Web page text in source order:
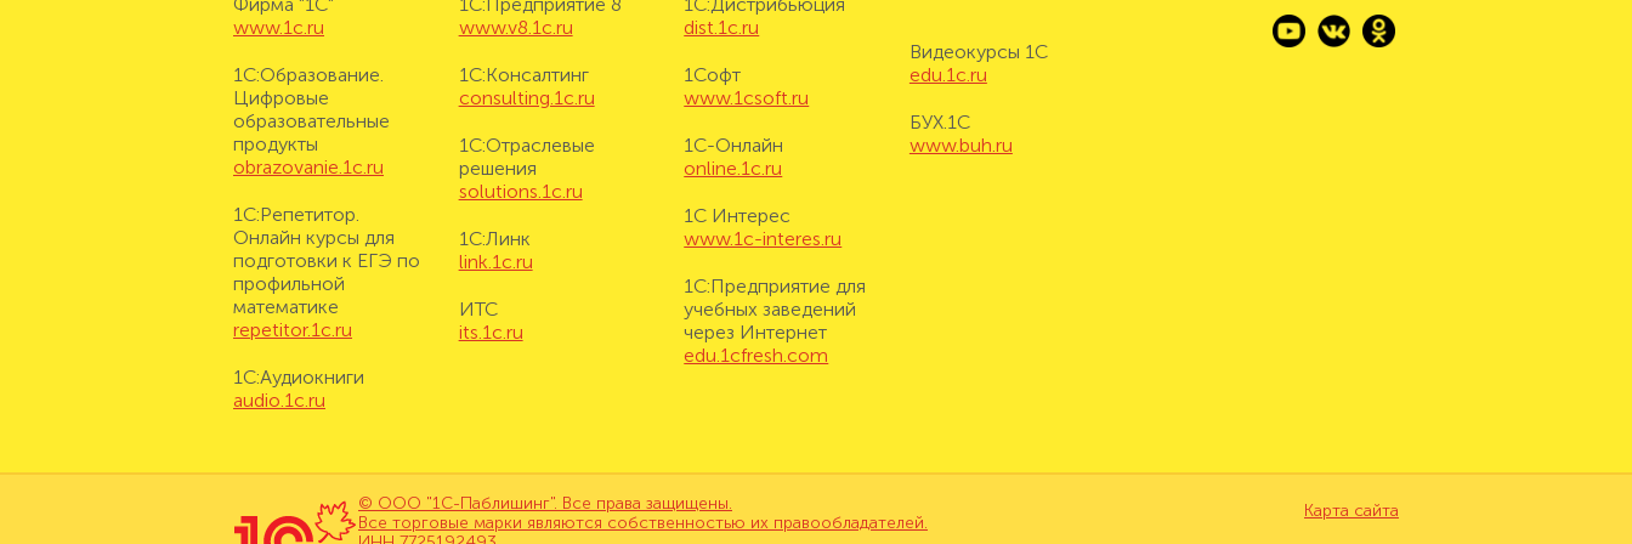
www.1c.ru
1С:Образование.
Цифровые
образовательные
продукты
obrazovanie.1c.ru
1С:Репетитор.
Онлайн курсы для
подготовки к ЕГЭ по
профильной
математике
repetitor.1c.ru
1С:Аудиокниги
audio.1c.ru
www.v8.1c.ru
1С:Консалтинг
consulting.1c.ru
1С:Отраслевые
решения
solutions.1c.ru
1С:Линк
link.1c.ru
ИТС
its.1c.ru
dist.1c.ru
1Софт
www.1csoft.ru
1С-Онлайн
online.1c.ru
1С Интерес
www.1c-interes.ru
1С:Предприятие для
учебных заведений
через Интернет
edu.1cfresh.com
Видеокурсы 1С
edu.1c.ru
БУХ.1С
www.buh.ru
© ООО "1С-Паблишинг". Все права защищены.
Все торговые марки являются собственностью их правообладателей.
Карта сайта